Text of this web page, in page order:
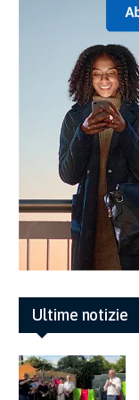
Ultime notizie